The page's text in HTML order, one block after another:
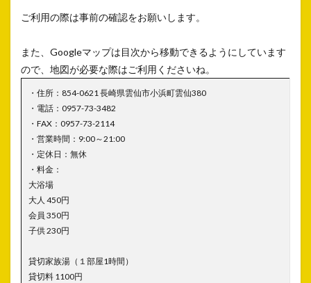
ご利用の際は事前の確認をお願いします。
また、Googleマップは目次から移動できるようにしています
ので、地図が必要な際はご利用くださいね。
・住所：854-0621 長崎県雲仙市小浜町雲仙380
・電話：0957-73-3482
・FAX：0957-73-2114
・営業時間：9:00～21:00
・定休日：無休
・料金：
大浴場
大人 450円
会員 350円
子供 230円
貸切家族湯（１部屋1時間）
貸切料 1100円